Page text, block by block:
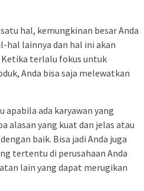
hal, kemungkinan besar Anda
hal lainnya dan hal ini akan
Ketika terlalu fokus untuk
Anda bisa saja melewatkan
apabila ada karyawan yang
alasan yang kuat dan jelas atau
baik. Bisa jadi Anda juga
tertentu di perusahaan Anda
lain yang dapat merugikan